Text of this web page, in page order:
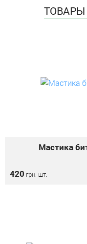
ТОВАРЫ
Мастика
420 грн. шт.